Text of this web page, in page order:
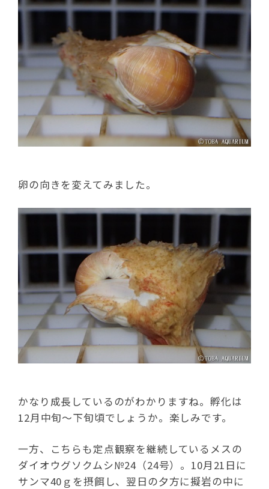
卵の向きを変えてみました。
かなり成長しているのがわかりますね。孵化は
12月中旬～下旬頃でしょうか。楽しみです。
一方、こちらも定点観察を継続しているメスの
ダイオウグソクムシ№24（24号）。10月21日に
サンマ40ｇを摂餌し、翌日の夕方に擬岩の中に